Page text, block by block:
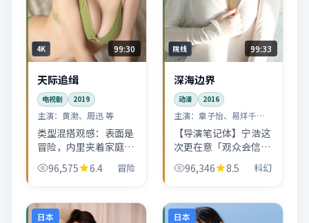
4K 99:30
天际追缉
电视剧 2019
主演： 黄渤、周迅 等
类型混搭观感：表面是
冒险，内里夹着家庭线
与职场线。2019年的
同类作品里，它的台词
「听戏」的人。
96,575 6.4 冒险
院线 99:33
深海边界
动漫 2016
主演： 章子怡、易烊千玺
等【导演笔记体】宁浩这
次更在意「观众会信什
么」：镜头少炫技，却
把每场戏的目的写得很
刷找伏笔。
96,346 8.5 科幻
日本 日本